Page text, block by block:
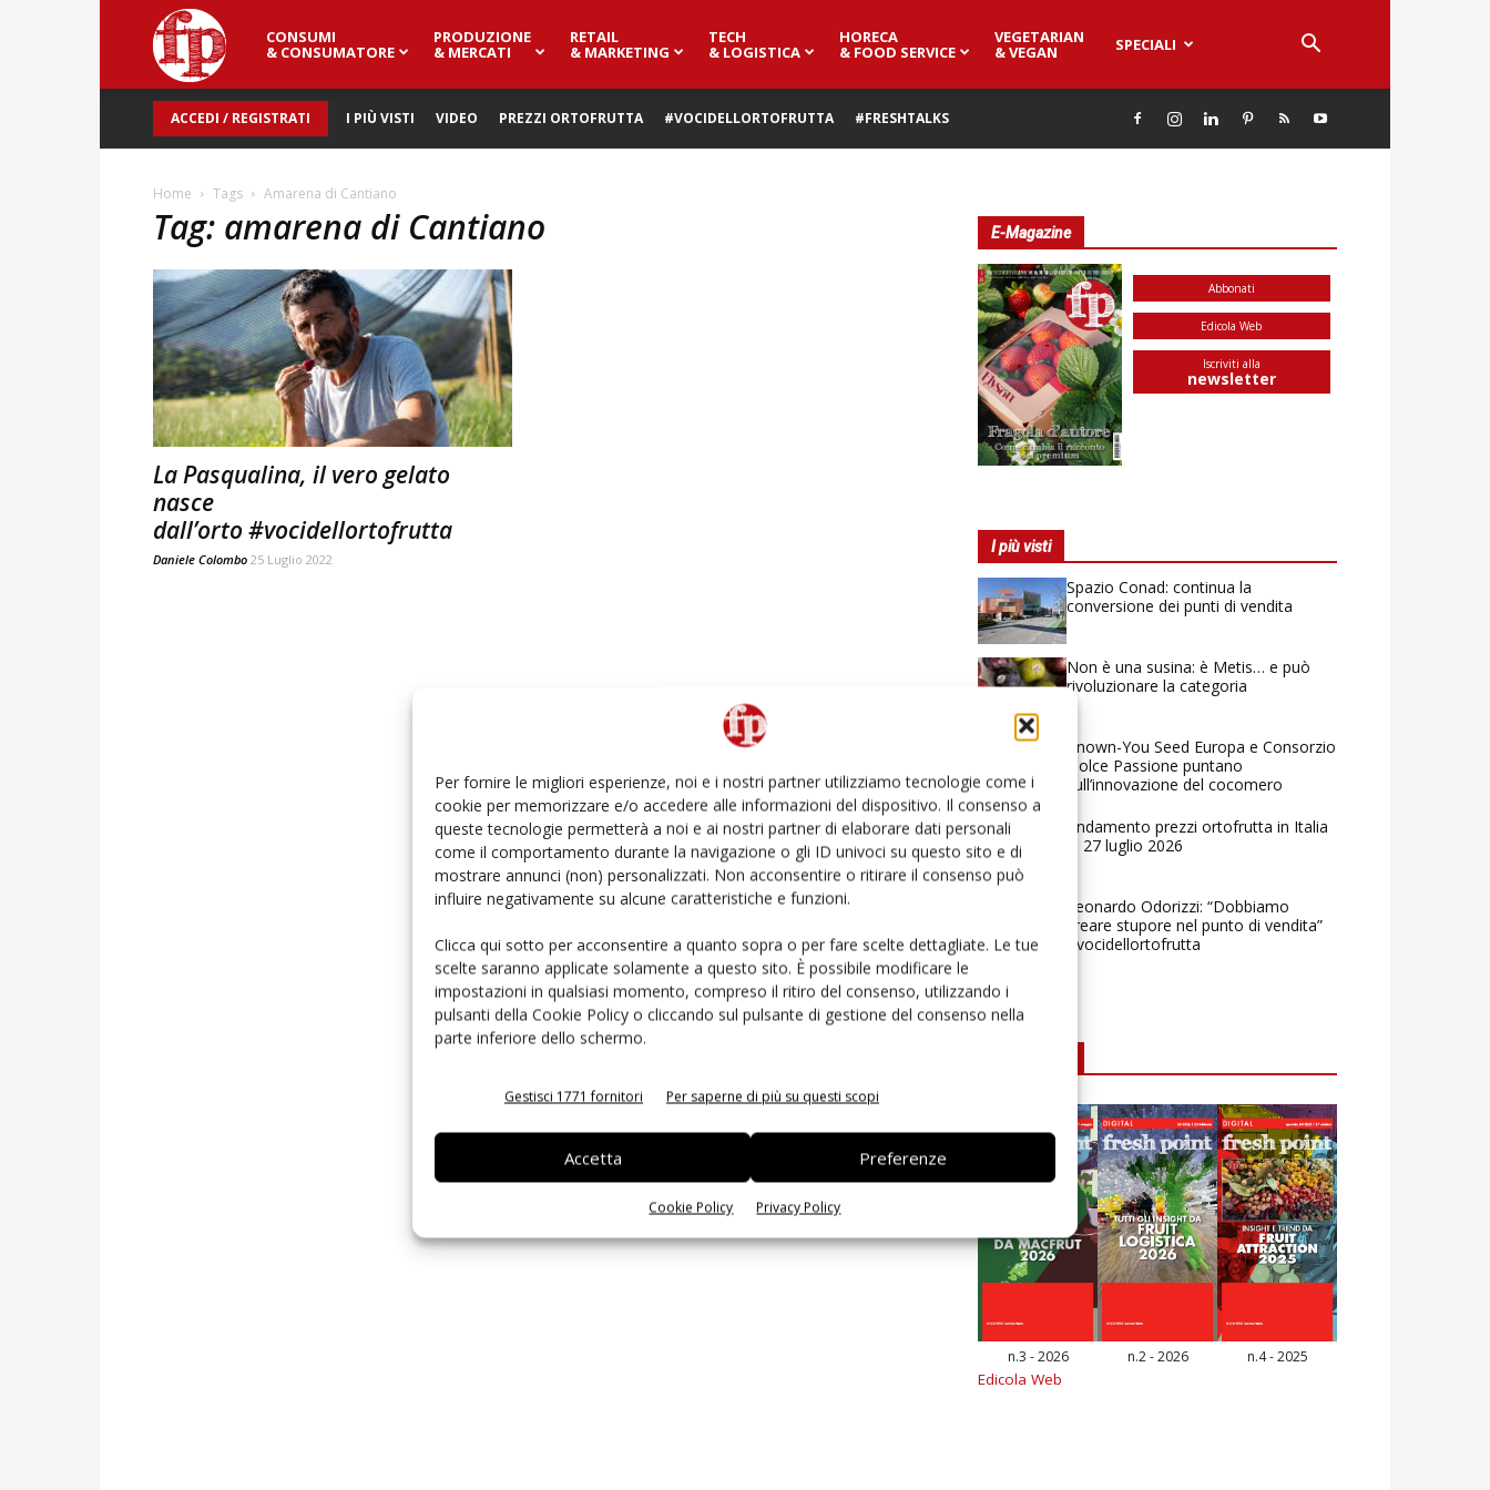
Per fornire le migliori esperienze, noi e i nostri partner utilizziamo tecnologie come i
cookie per memorizzare e/o accedere alle informazioni del dispositivo. Il consenso a
queste tecnologie permetterà a noi e ai nostri partner di elaborare dati personali
come il comportamento durante la navigazione o gli ID univoci su questo sito e di
mostrare annunci (non) personalizzati. Non acconsentire o ritirare il consenso può
influire negativamente su alcune caratteristiche e funzioni.
Clicca qui sotto per acconsentire a quanto sopra o per fare scelte dettagliate. Le tue
scelte saranno applicate solamente a questo sito. È possibile modificare le
impostazioni in qualsiasi momento, compreso il ritiro del consenso, utilizzando i
pulsanti della Cookie Policy o cliccando sul pulsante di gestione del consenso nella
parte inferiore dello schermo.
Gestisci 1771 fornitori Per saperne di più su questi scopi
Accetta Preferenze
Cookie Policy Privacy Policy
Fresh
Point
Magazine
CONSUMI
& CONSUMATORE
PRODUZIONE
& MERCATI
RETAIL
& MARKETING
TECH
& LOGISTICA
HORECA
& FOOD SERVICE
VEGETARIAN
& VEGAN SPECIALI
ACCEDI / REGISTRATI I PIÙ VISTI VIDEO PREZZI ORTOFRUTTA #VOCIDELLORTOFRUTTA #FRESHTALKS
Home Tags Amarena di Cantiano
Tag: amarena di Cantiano
La Pasqualina, il vero gelato
nasce
dall’orto #vocidellortofrutta
Daniele Colombo 25 Luglio 2022
E-Magazine
Abbonati
Edicola Web
Iscriviti alla
newsletter
I più visti
Spazio Conad: continua la
conversione dei punti di vendita
Non è una susina: è Metis… e può
rivoluzionare la categoria
Known-You Seed Europa e Consorzio
Dolce Passione puntano
sull’innovazione del cocomero
Andamento prezzi ortofrutta in Italia
al 27 luglio 2026
Leonardo Odorizzi: “Dobbiamo
creare stupore nel punto di vendita”
#vocidellortofrutta
n.3 - 2026 n.2 - 2026 n.4 - 2025
Edicola Web